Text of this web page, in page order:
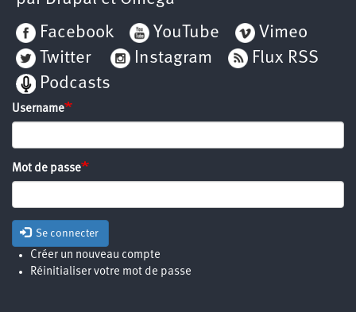
Facebook
YouTube
Vimeo
Twitter
Instagram
Flux RSS
Podcasts
Username
Mot de passe
Se connecter
Créer un nouveau compte
Réinitialiser votre mot de passe